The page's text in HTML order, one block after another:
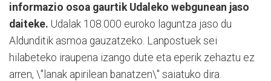
informazio osoa gaurtik Udaleko webgunean jaso
daiteke. Udalak 108.000 euroko laguntza jaso du
Aldunditik asmoa gauzatzeko. Lanpostuek sei
hilabeteko iraupena izango dute eta eperik zehaztu ez
arren, \"lanak apirilean banatzen\" saiatuko dira.